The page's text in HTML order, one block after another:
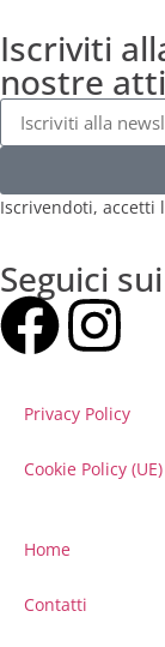
Iscriviti
nostre
Iscrivendoti, accetti
Seguici
Privacy Policy
Cookie Policy (UE)
Home
Contatti